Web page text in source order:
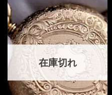
在庫切れ